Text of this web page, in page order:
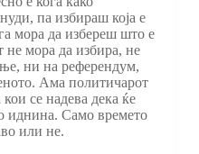
па избираш која е
мора да избереш што е
мора да избира, не
ни на референдум,
Ама политичарот
се надева дека ќе
иднина. Само времето
или не.